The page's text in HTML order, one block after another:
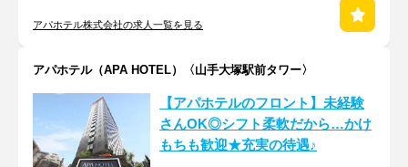
アパホテル株式会社の求人一覧を見る
アパホテル（APA HOTEL）〈山手大塚駅前タワー〉
【アパホテルのフロント】未経験
さんOK◎シフト柔軟だから…かけ
もちも歓迎★充実の待遇♪